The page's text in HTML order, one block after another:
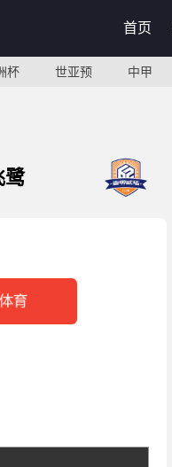
首页
杯 世亚预 中甲
鹭
育